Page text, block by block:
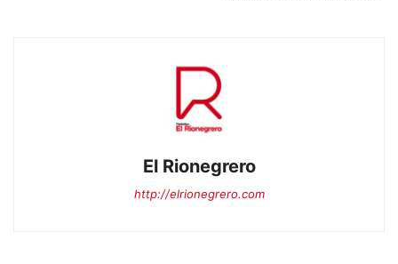
El Rionegrero
http://elrionegrero.com